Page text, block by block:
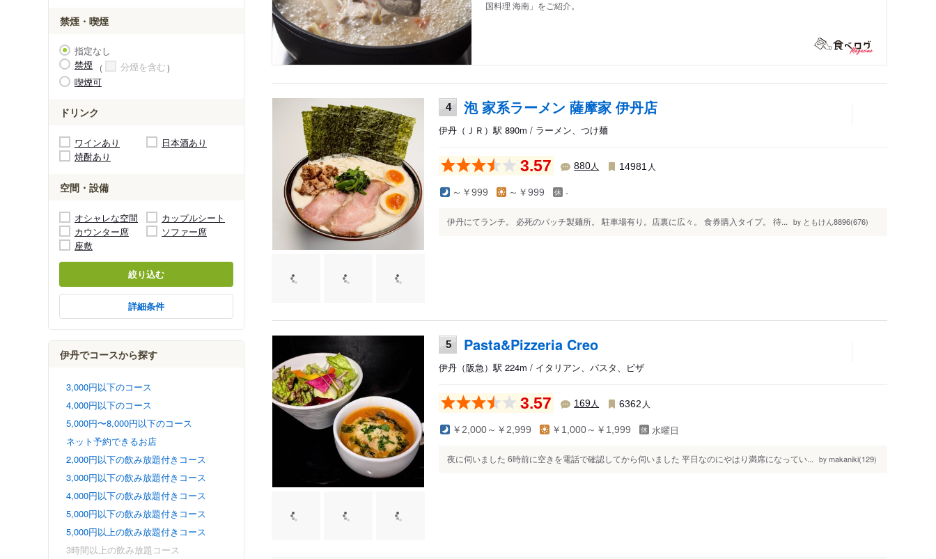
禁煙・喫煙
指定なし
禁煙
分煙を含む
喫煙可
ドリンク
ワインあり
日本酒あり
焼酎あり
空間・設備
オシャレな空間
カップルシート
カウンター席
ソファー席
座敷
絞り込む
詳細条件
伊丹でコースから探す
3,000円以下のコース
4,000円以下のコース
5,000円〜8,000円以下のコース
ネット予約できるお店
2,000円以下の飲み放題付きコース
3,000円以下の飲み放題付きコース
4,000円以下の飲み放題付きコース
5,000円以下の飲み放題付きコース
5,000円以上の飲み放題付きコース
3時間以上の飲み放題コース
国料理 海南」をご紹介。
4 泡 家系ラーメン 薩摩家 伊丹店
伊丹（ＪＲ）駅 890m / ラーメン、つけ麺
3.57 880人 14981 人
～￥999 ～￥999 -
伊丹にてランチ。 必死のパッチ製麺所。 駐車場有り。店裏に広々。 食券購入タイプ。 待... by ともけん8896(676)
5 Pasta&Pizzeria Creo
伊丹（阪急）駅 224m / イタリアン、パスタ、ピザ
3.57 169人 6362 人
￥2,000～￥2,999 ￥1,000～￥1,999 水曜日
夜に伺いました 6時前に空きを電話で確認してから伺いました 平日なのにやはり満席になってい... by makaniki(129)